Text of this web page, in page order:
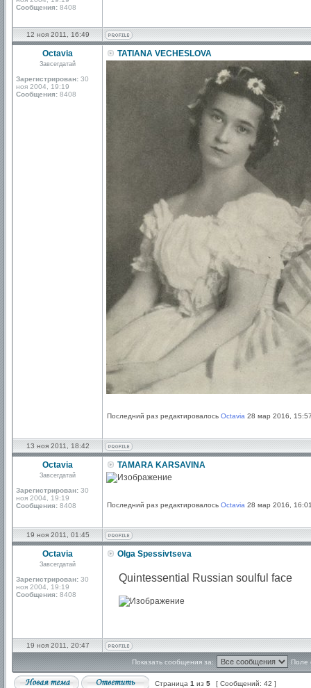
Сообщения: 8408
12 ноя 2011, 16:49
Octavia
Завсегдатай
Зарегистрирован: 30
ноя 2004, 19:19
Сообщения: 8408
TATIANA VECHESLOVA
Последний раз редактировалось Octavia 28 мар 2016,
13 ноя 2011, 18:42
Octavia
Завсегдатай
Зарегистрирован: 30
ноя 2004, 19:19
Сообщения: 8408
TAMARA KARSAVINA
Последний раз редактировалось Octavia 28 мар 2016,
19 ноя 2011, 01:45
Octavia
Завсегдатай
Зарегистрирован: 30
ноя 2004, 19:19
Сообщения: 8408
Olga Spessivtseva
Quintessential Russian soulful face
19 ноя 2011, 20:47
Показать сообщения за: Поле
Страница 1 из 5 [ Сообщений: 42 ]